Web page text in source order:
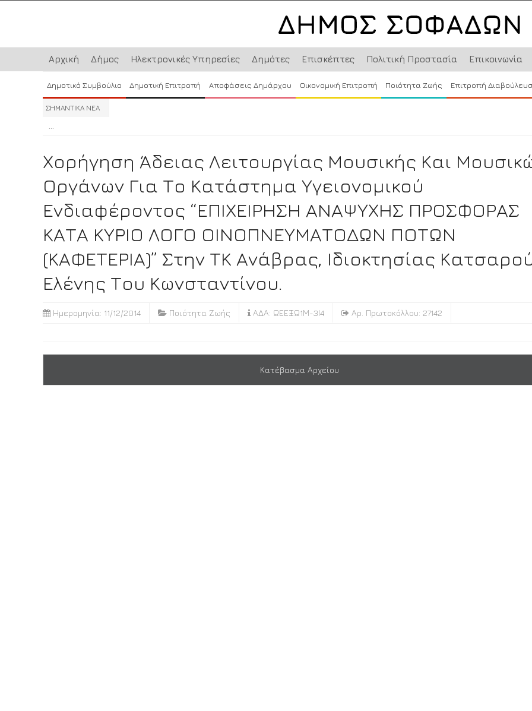
Αρχική Δήμος Ηλεκτρονικές Υπηρεσίες Δημότες Επισκέπτες Πολιτική Προστασία Επικοινωνία
Δημοτικό Συμβούλιο Δημοτική Επιτροπή Αποφάσεις Δημάρχου Οικονομική Επιτροπή Ποιότητα Ζωής Επιτροπή
ΣΗΜΑΝΤΙΚΑ ΝΕΑ
...
Χορήγηση Άδειας Λειτουργίας Μουσικής Και
Οργάνων Για Το Κατάστημα Υγειονομικού
Ενδιαφέροντος “ΕΠΙΧΕΙΡΗΣΗ ΑΝΑΨΥΧΗΣ ΠΡΟΣΦΟΡΑΣ
ΚΑΤΑ ΚΥΡΙΟ ΛΟΓΟ ΟΙΝΟΠΝΕΥΜΑΤΟΔΩΝ ΠΟΤΩΝ
(ΚΑΦΕΤΕΡΙΑ)” Στην ΤΚ Ανάβρας, Ιδιοκτησίας
Ελένης Του Κωνσταντίνου.
Ημερομηνία: 11/12/2014 Ποιότητα Ζωής ΑΔΑ: ΩΕΕΞΩ1Μ-3Ι4 Αρ. Πρωτοκόλλου: 27142
Κατέβασμα Αρχείου